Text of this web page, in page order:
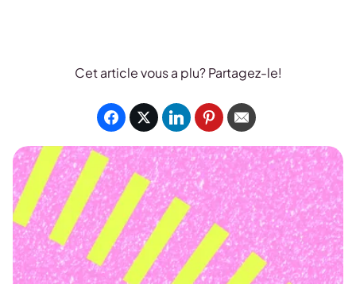
Cet article vous a plu? Partagez-le!